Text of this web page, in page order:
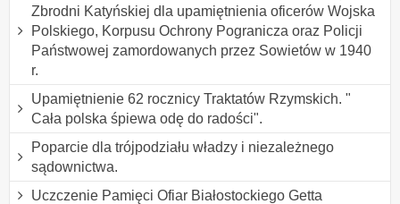
Zbrodni Katyńskiej dla upamiętnienia oficerów Wojska
Polskiego, Korpusu Ochrony Pogranicza oraz Policji
Państwowej zamordowanych przez Sowietów w 1940
r.
Upamiętnienie 62 rocznicy Traktatów Rzymskich. "
Cała polska śpiewa odę do radości".
Poparcie dla trójpodziału władzy i niezależnego
sądownictwa.
Uczczenie Pamięci Ofiar Białostockiego Getta